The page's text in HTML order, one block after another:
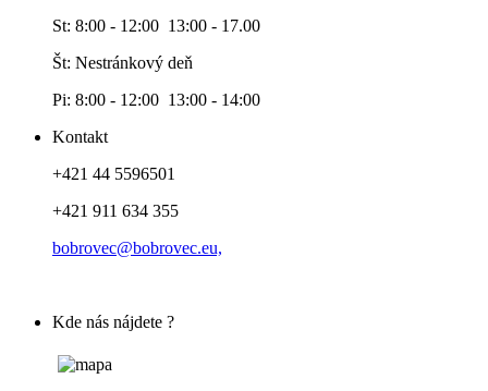
St: 8:00 - 12:00 13:00 - 17.00
Št: Nestránkový deň
Pi: 8:00 - 12:00 13:00 - 14:00
Kontakt
+421 44 5596501
+421 911 634 355
bobrovec@bobrovec.eu,
Kde nás nájdete ?